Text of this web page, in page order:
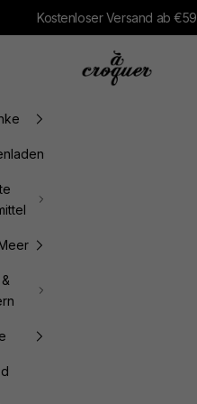
Kostenloser Versand ab €59
à croquer